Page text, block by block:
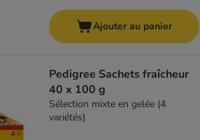
Ajouter au panier
Pedigree Sachets fraîcheur
40 x 100 g
Sélection mixte en gelée (4
variétés)